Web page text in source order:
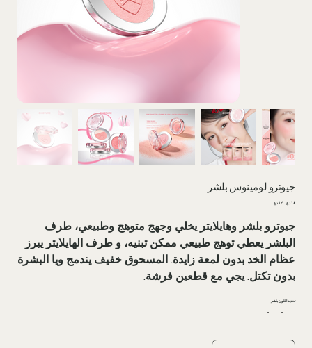
جيوترو لومينوس بلشر
السعر سعر
جيوترو بلشر وهايلايتر يخلي وجهج متوهج وطبيعي، طرف
البلشر يعطي توهج طبيعي ممكن تبنيه، و طرف الهايلايتر يبرز
عظام الخد بدون لمعة زايدة. المسحوق خفيف يندمج ويا البشرة
بدون تكتل. يجي مع قطعين فرشة.
تحديد اللون بلشر